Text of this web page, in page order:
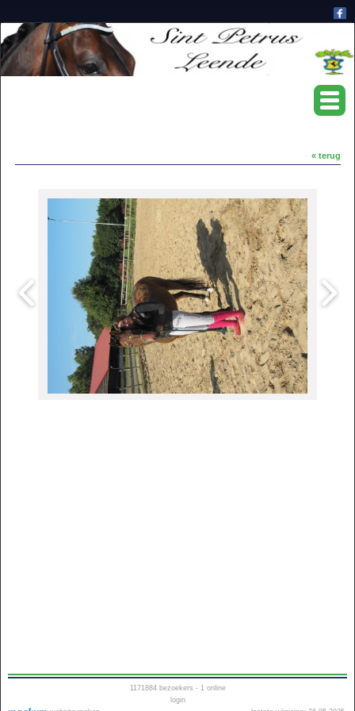
« terug
1171884bezoekers - 1 online
login